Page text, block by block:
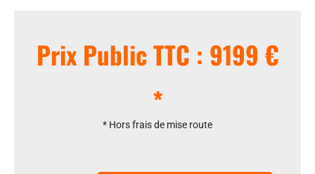
Prix Public TTC : 9199 €
*
* Hors frais de mise route